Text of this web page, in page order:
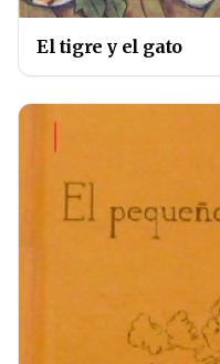
El tigre y el gato